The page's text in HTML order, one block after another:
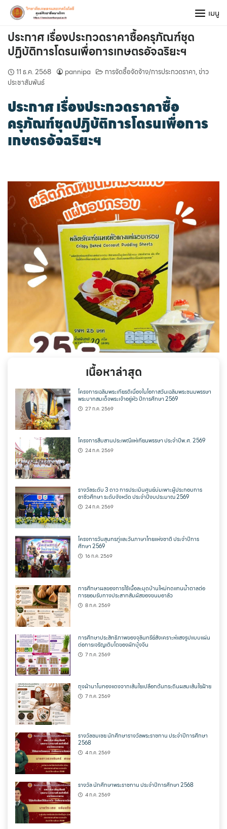
Skip
content
เมนู
ประกาศ เรื่องประกวดราคาซื้อครุภัณฑ์ชุด
ปฏิบัติการโดรนเพื่อการเกษตรอัจฉริยะฯ
11 ธ.ค. 2568 pannipa การจัดซื้อจัดจ้าง/การประกวดราคา,ข่าว
ประชาสัมพันธ์
ประกาศ เรื่องประกวดราคาซื้อ
ครุภัณฑ์ชุดปฏิบัติการโดรนเพื่อการ
เกษตรอัจฉริยะฯ
เนื้อหาล่าสุด
โครงการเฉลิมพระเกียรติเนื่องในโอกาสวันเฉลิมพระชนมพรรษา
พระบาทสมเด็จพระเจ้าอยู่หัว ปีการศึกษา 2569
27 ก.ค. 2569
โครงการสืบสานประเพณีแห่เทียนพรรษา ประจำปีพ.ศ. 2569
24 ก.ค. 2569
รางวัลระดับ 3 ดาว การประเมินศูนย์บ่มเพาะผู้ประกอบการ
อาชีวศึกษา ระดับจังหวัด ประจำปีงบประมาณ 2569
24 ก.ค. 2569
โครงการวันสุนทรภู่และวันภาษาไทยแห่งชาติ ประจำปีการ
ศึกษา 2569
16 ก.ค. 2569
การศึกษาผลของการใช้เนื้อละมุดบ้านใหม่ทดแทนน้ำตาลต่อ
การยอมรับทางประสาทสัมผัสของขนมอาลัว
8 ก.ค. 2569
การศึกษาประสิทธิภาพของจุลินทรีย์สังเคราะห์แสงรูปแบบแผ่น
ต่อการเจริญเติบโตของผักบุ้งจีน
7 ก.ค. 2569
ถุงผ้านาโนทองแดงจากเส้นใยเปลือกต้นกระถินผสมเส้นใยฝ้าย
7 ก.ค. 2569
รางวัลชมเชย นักศึกษารางวัลพระราชทาน ประจำปีการศึกษา
2568
4 ก.ค. 2569
รางวัล นักศึกษาพระราชทาน ประจำปีการศึกษา 2568
4 ก.ค. 2569